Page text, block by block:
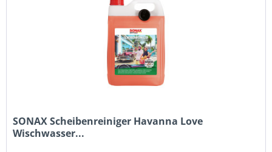
SONAX Scheibenreiniger Havanna Love
Wischwasser...